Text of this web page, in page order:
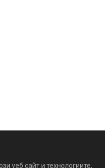
уеб сайт и технологиите,